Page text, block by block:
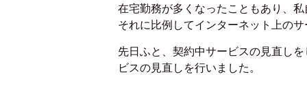
在宅勤務が多くなったこともあり、
それに比例してインターネット上の
先日ふと、契約中サービスの見直し
ビスの見直しを行いました。